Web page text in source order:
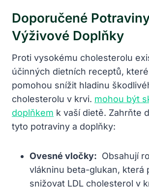
Doporučené⁤
Výživové ‍doplňky
Proti vysokému cholesterolu
účinných‍ dietních receptů,
pomohou snížit ‌hladinu
cholesterolu v krvi.⁣ ⁤ mohou být
doplňkem k vaší ‌dietě. Zahrňte​
tyto ⁤potraviny⁤ a⁢ doplňky:
Ovesné vločky:
Obsahují
vlákninu beta-glukan, ‌která
snižovat LDL ⁢cholesterol v